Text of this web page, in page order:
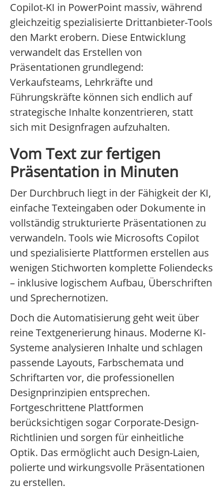
Copilot-KI in PowerPoint massiv, während
gleichzeitig spezialisierte Drittanbieter-Tools
den Markt erobern. Diese Entwicklung
verwandelt das Erstellen von
Präsentationen grundlegend:
Verkaufsteams, Lehrkräfte und
Führungskräfte können sich endlich auf
strategische Inhalte konzentrieren, statt
sich mit Designfragen aufzuhalten.
Vom Text zur fertigen
Präsentation in Minuten
Der Durchbruch liegt in der Fähigkeit der KI,
einfache Texteingaben oder Dokumente in
vollständig strukturierte Präsentationen zu
verwandeln. Tools wie Microsofts Copilot
und spezialisierte Plattformen erstellen aus
wenigen Stichworten komplette Foliendecks
– inklusive logischem Aufbau, Überschriften
und Sprechernotizen.
Doch die Automatisierung geht weit über
reine Textgenerierung hinaus. Moderne KI-
Systeme analysieren Inhalte und schlagen
passende Layouts, Farbschemata und
Schriftarten vor, die professionellen
Designprinzipien entsprechen.
Fortgeschrittene Plattformen
berücksichtigen sogar Corporate-Design-
Richtlinien und sorgen für einheitliche
Optik. Das ermöglicht auch Design-Laien,
polierte und wirkungsvolle Präsentationen
zu erstellen.